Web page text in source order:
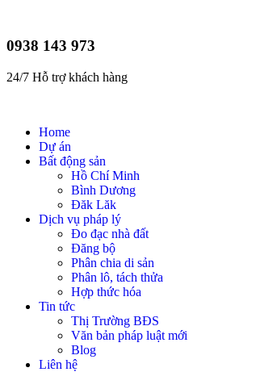
0938 143 973
24/7 Hỗ trợ khách hàng
Home
Dự án
Bất động sản
Hồ Chí Minh
Bình Dương
Đăk Lăk
Dịch vụ pháp lý
Đo đạc nhà đất
Đăng bộ
Phân chia di sản
Phân lô, tách thửa
Hợp thức hóa
Tin tức
Thị Trường BĐS
Văn bản pháp luật mới
Blog
Liên hệ